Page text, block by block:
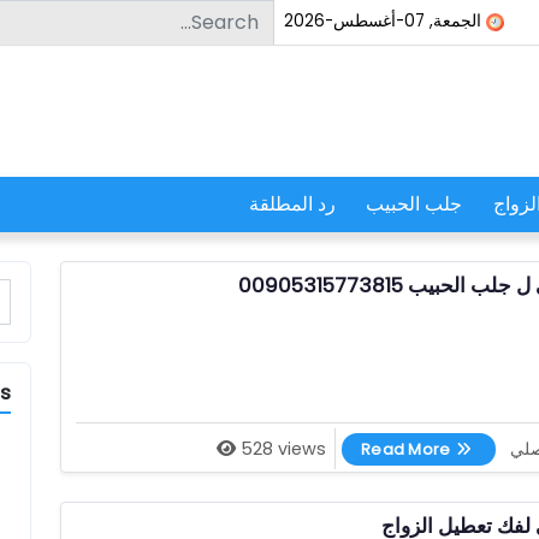
الجمعة, 07-أغسطس-2026 Search for:
جلب الحبيب رد المطلقة
00905315773815
528 views Read More
اقوى شيخ روحاني ل جلب الحبيب 00905315773815
تعطيل الزواج